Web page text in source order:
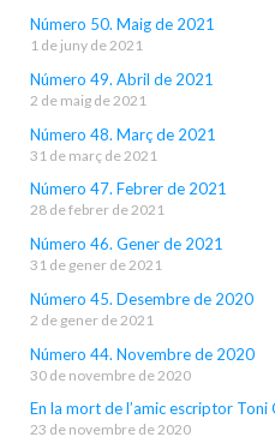
Número 50. Maig de 2021
1 de juny de 2021
Número 49. Abril de 2021
2 de maig de 2021
Número 48. Març de 2021
31 de març de 2021
Número 47. Febrer de 2021
28 de febrer de 2021
Número 46. Gener de 2021
31 de gener de 2021
Número 45. Desembre de 2020
2 de gener de 2021
Número 44. Novembre de 2020
30 de novembre de 2020
En la mort de l’amic escriptor
23 de novembre de 2020